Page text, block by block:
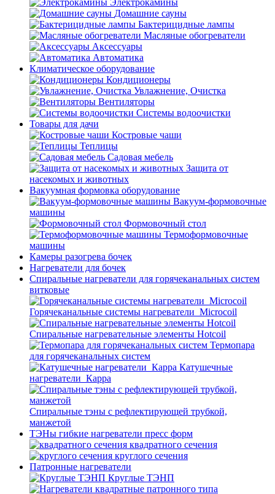
Электрокамины
Домашние сауны
Бактерицидные лампы
Масляные обогреватели
Аксессуары
Автоматика
Климатическое оборудование
Кондиционеры
Увлажнение, Очистка
Вентиляторы
Системы водоочистки
Товары для дачи
Костровые чаши
Теплицы
Садовая мебель
Защита от
насекомых и животных
Вакуумная формовка оборудование
Вакуум-формовочные
машины
Формовочный стол
Термоформовочные
машины
Камеры разогрева бочек
Нагреватели для бочек
Спиральные нагреватели для горячеканальных систем
витковые
Горячеканальные системы нагреватели_Microcoil
Спиральные нагревательные элементы Hotcoil
Термопара
для горячеканальных систем
Катушечные
нагреватели_Карра
Спиральные тэны с рефлектирующей трубкой,
манжетой
ТЭНы гибкие нагреватели пресс форм
квадратного сечения
круглого сечения
Патронные нагреватели
Круглые ТЭНП